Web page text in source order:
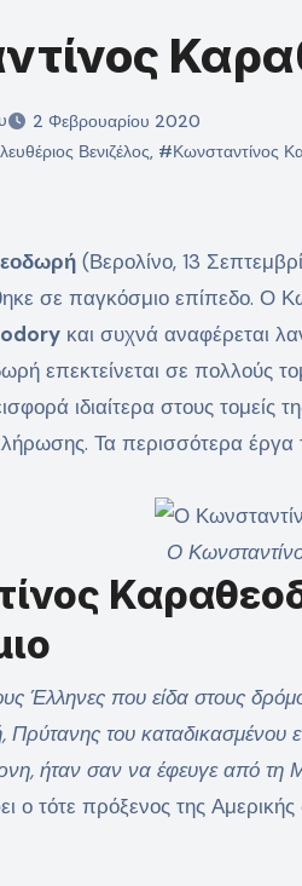
2 Φεβρουαρίου 2020
Βενιζέλος, #Κωνσταντίνος
(Βερολίνο, 13
σε παγκόσμιο επίπεδο. Ο
και συχνά αναφέρεται
επεκτείνεται σε πολλούς
ιδιαίτερα στους
Τα περισσότερα
Ο
Έλληνες που είδα στους
του καταδικασμένου
ήταν σαν να έφευγε από τη
ο τότε πρόξενος της